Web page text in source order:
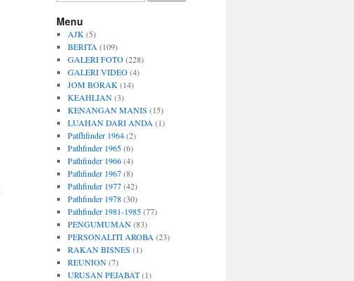
Menu
AJK (5)
BERITA (109)
GALERI FOTO(228)
GALERI VIDEO(4)
JOM BORAK (14)
KEAHLIAN(3)
KENANGAN MANIS (15)
LUAHAN DARI ANDA (1)
Patfhfinder 1964(2)
Pathfinder 1965(6)
Pathfinder 1966(4)
Pathfinder 1967(8)
Pathfinder 1977(42)
Pathfinder 1978(30)
Pathfinder 1981-1985(77)
PENGUMUMAN(83)
PERSONALITI AROBA (23)
RAKAN BISNES (1)
REUNION(7)
URUSAN PEJABAT(1)